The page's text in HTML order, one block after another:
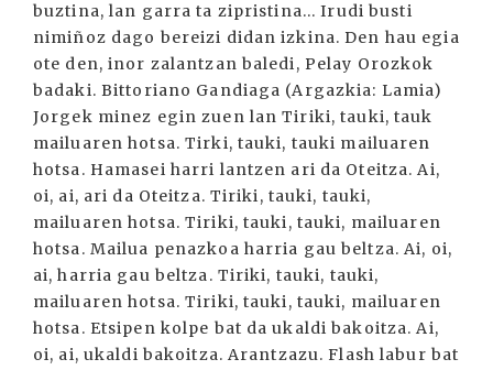
buztina, lan garra ta zipristina... Irudi busti
nimiñoz dago bereizi didan izkina. Den hau egia
ote den, inor zalantzan baledi, Pelay Orozkok
badaki. Bittoriano Gandiaga (Argazkia: Lamia)
Jorgek minez egin zuen lan Tiriki, tauki, tauk
mailuaren hotsa. Tirki, tauki, tauki mailuaren
hotsa. Hamasei harri lantzen ari da Oteitza. Ai,
oi, ai, ari da Oteitza. Tiriki, tauki, tauki,
mailuaren hotsa. Tiriki, tauki, tauki, mailuaren
hotsa. Mailua penazkoa harria gau beltza. Ai, oi,
ai, harria gau beltza. Tiriki, tauki, tauki,
mailuaren hotsa. Tiriki, tauki, tauki, mailuaren
hotsa. Etsipen kolpe bat da ukaldi bakoitza. Ai,
oi, ai, ukaldi bakoitza. Arantzazu. Flash labur bat